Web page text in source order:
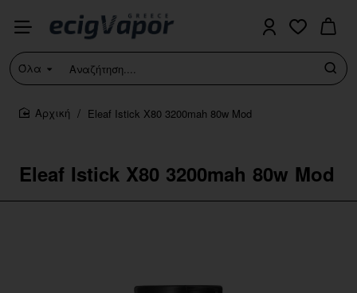
Όλα
Αναζήτηση....
Eleaf Istick X80 3200mah 80w Mod
home
Eleaf Istick X80 3200mah 80w Mod